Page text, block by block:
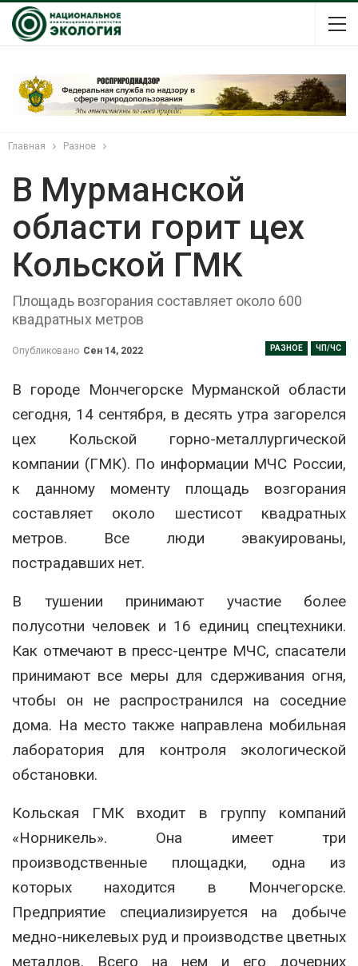
Главная Разное
В Мурманской
области горит цех
Кольской ГМК
Площадь возгорания составляет около 600
квадратных метров
РАЗНОЕ ЧП/ЧС
Опубликовано Сен 14, 2022
В городе Мончегорске Мурманской области
сегодня, 14 сентября, в десять утра загорелся
цех Кольской горно-металлургической
компании (ГМК). По информации МЧС России,
к данному моменту площадь возгорания
составляет около шестисот квадратных
метров. Все люди эвакуированы,
пострадавших нет.
В тушении принимают участие более
полусотни человек и 16 единиц спецтехники.
Как отмечают в пресс-центре МЧС, спасатели
принимают все меры для сдерживания огня,
чтобы он не распространился на соседние
дома. На место также направлена мобильная
лаборатория для контроля экологической
обстановки.
Кольская ГМК входит в группу компаний
«Норникель». Она имеет три
производственные площадки, одна из
которых находится в Мончегорске.
Предприятие специализируется на добыче
медно-никелевых руд и производстве цветных
металлов. Всего на нем и его дочерних